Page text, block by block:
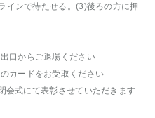
インで待たせる。(3)後ろの方に押
口からご退場ください
カードをお受取ください
会式にて表彰させていただきます